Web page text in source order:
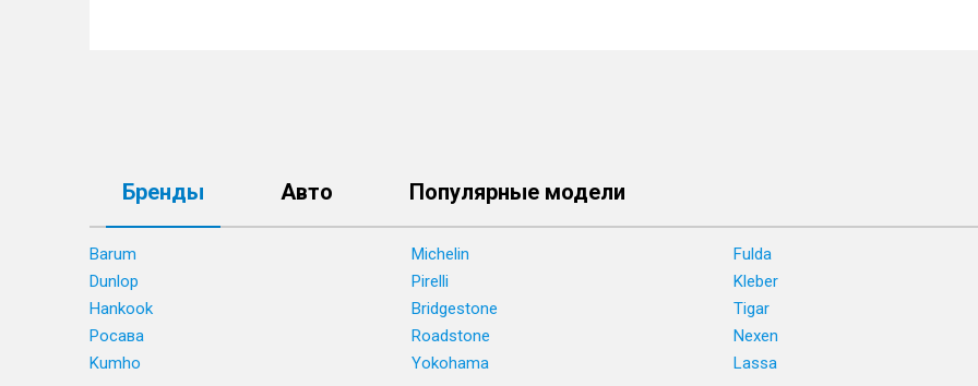
Бренды Авто Популярные модели
Barum Michelin
Fulda
Dunlop
Pirelli
Kleber
Hankook
Bridgestone
Tigar
Росава
Roadstone
Nexen
Kumho
Yokohama Lassa